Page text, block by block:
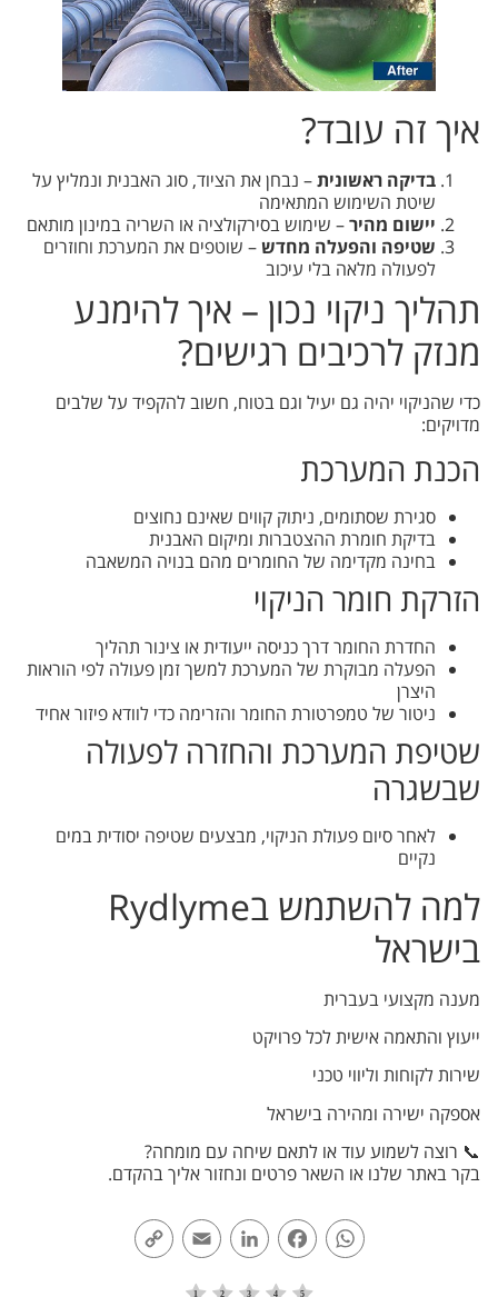
איך זה עובד?
בדיקה ראשונית– נבחן את הציוד, סוג האבנית ונמליץ על
שיטת השימוש המתאימה
יישום מהיר– שימוש בסירקולציה או השריה במינון מותאם
שטיפה והפעלה מחדש– שוטפים את המערכת וחוזרים
לפעולה מלאה בלי עיכוב
תהליך ניקוי נכון – איך להימנע
מנזק לרכיבים רגישים?
כדי שהניקוי יהיה גם יעיל וגם בטוח, חשוב להקפיד על שלבים
מדויקים:
הכנת המערכת
סגירת שסתומים, ניתוק קווים שאינם נחוצים
בדיקת חומרת ההצטברות ומיקום האבנית
בחינה מקדימה של החומרים מהם בנויה המשאבה
הזרקת חומר הניקוי
החדרת החומר דרך כניסה ייעודית או צינור תהליך
הפעלה מבוקרת של המערכת למשך זמן פעולה לפי הוראות
היצרן
ניטור של טמפרטורת החומר והזרימה כדי לוודא פיזור אחיד
שטיפת המערכת והחזרה לפעולה
שבשגרה
לאחר סיום פעולת הניקוי, מבצעים שטיפה יסודית במים
נקיים
למה להשתמש בRydlyme
בישראל
מענה מקצועי בעברית
ייעוץ והתאמה אישית לכל פרויקט
שירות לקוחות וליווי טכני
אספקה ישירה ומהירה בישראל
📞 רוצה לשמוע עוד או לתאם שיחה עם מומחה?
בקר באתר שלנו או השאר פרטים ונחזור אליך בהקדם.
WhatsApp
Facebook
LinkedIn
Email